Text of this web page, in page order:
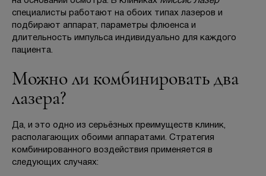
специалисты работают на обоих типах лазеров и
подбирают аппарат, параметры флюенса и
длительность импульса индивидуально для каждого
пациента.
Можно ли комбинировать два
лазера?
Да, и это одно из серьёзных преимуществ клиник,
располагающих обоими аппаратами. Стратегия
комбинированного воздействия применяется в
следующих случаях: